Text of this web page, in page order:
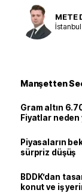
METE
İstanbul
Manşetten
Gram altın
Fiyatlar
Piyasaların
sürpriz düşüş
BDDK’dan
konut ve iş